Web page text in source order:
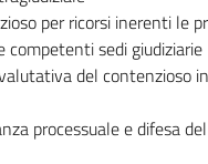
per ricorsi inerenti le
competenti sedi giudiziarie
del contenzioso
processuale e difesa